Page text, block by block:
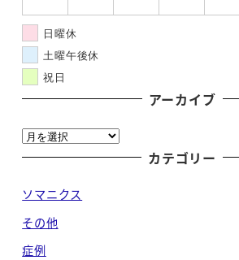
日曜休
土曜午後休
祝日
アーカイブ
ア
ー
イ
ブ
カテゴリー
ソマニクス
その他
症例